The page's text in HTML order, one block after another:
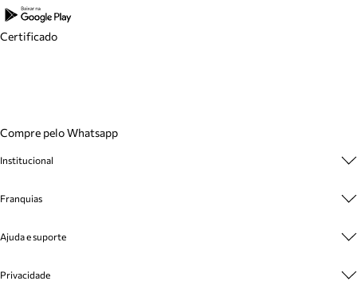
Certificado
Compre pelo Whatsapp
Institucional
Cashback
Venda Corporativa
Mapa do Site
Franquias
Plano de Negócio
Ajuda e suporte
Privacidade